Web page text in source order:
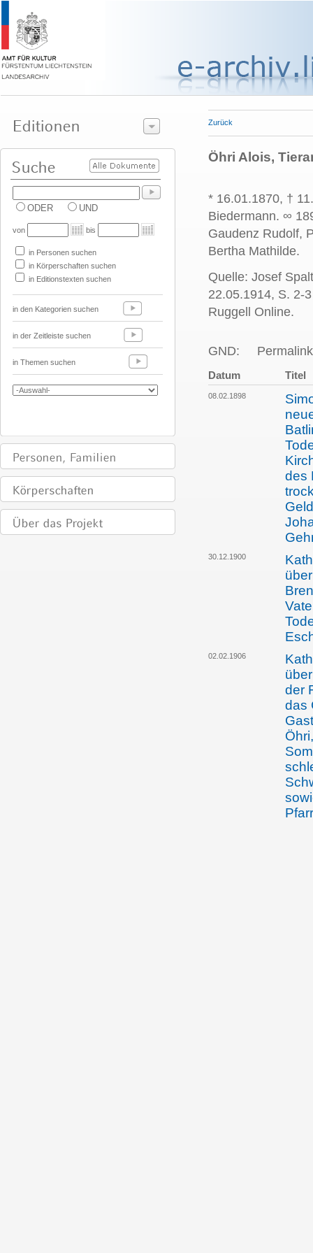
ODER UND
von bis
in Personen suchen
in Körperschaften suchen
in Editionstexten suchen
in den Kategorien suchen
in der Zeitleiste suchen
in Themen suchen
Zurück
Öhri Alois,
* 16.01.1870, †
Biedermann. ∞
Gaudenz Rudolf,
Bertha Mathilde.
Quelle: Josef
22.05.1914, S. 2-
Ruggell Online.
GND:
Datum Titel
08.02.1898
des
30.12.1900
02.02.1906
der
das